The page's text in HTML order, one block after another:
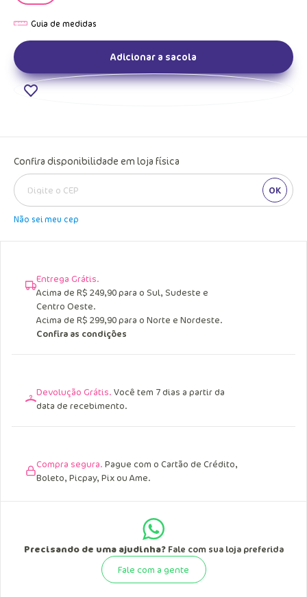
Adicionar a sacola
Confira disponibilidade em loja física
OK
Não sei meu cep
Entrega Grátis.
Acima de R$ 249,90 para o Sul, Sudeste e
Centro Oeste.
Acima de R$ 299,90 para o Norte e Nordeste.
Confira as condições
Devolução Grátis. Você tem 7 dias a partir da
data de recebimento.
Compra segura. Pague com o Cartão de Crédito,
Boleto, Picpay, Pix ou Ame.
Precisando de uma ajudinha?Fale com sua loja preferida
Fale com a gente